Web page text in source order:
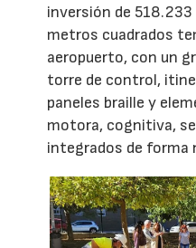
inversión de
metros cuadrados
aeropuerto, con un
torre de control,
paneles braille y
motora, cognitiva,
integrados de forma